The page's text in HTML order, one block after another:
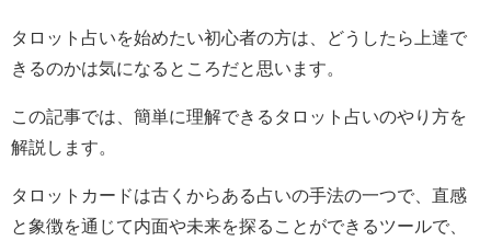
タロット占いを始めたい初心者の方は、どうしたら上達で
きるのかは気になるところだと思います。
この記事では、簡単に理解できるタロット占いのやり方を
解説します。
タロットカードは古くからある占いの手法の一つで、直感
と象徴を通じて内面や未来を探ることができるツールで、